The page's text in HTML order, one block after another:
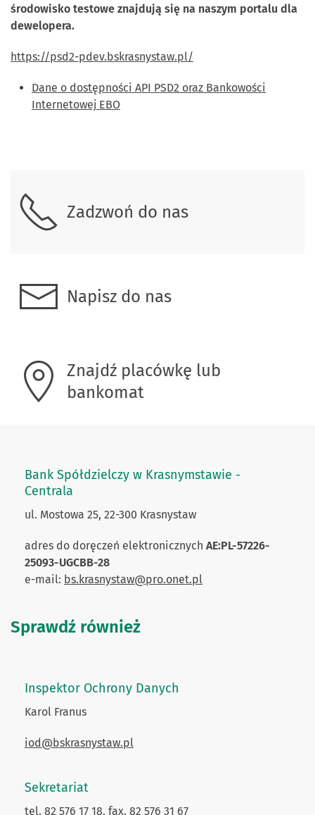
środowisko testowe znajdują się na naszym portalu dla
dewelopera.
https://psd2-pdev.bskrasnystaw.pl/
Dane o dostępności API PSD2 oraz Bankowości
Internetowej EBO
Zadzwoń do nas
Napisz do nas
Znajdź placówkę lub
bankomat
Bank Spółdzielczy w Krasnymstawie -
Centrala
ul. Mostowa 25, 22-300 Krasnystaw
adres do doręczeń elektronicznych AE:PL-57226-
25093-UGCBB-28
e-mail: bs.krasnystaw@pro.onet.pl
Sprawdź również
Inspektor Ochrony Danych
Karol Franus
iod@bskrasnystaw.pl
Sekretariat
tel. 82 576 17 18, fax. 82 576 31 67